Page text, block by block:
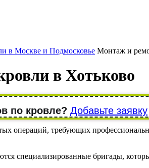
в Москве и Подмосковье Монтаж и
в Хотьково
по кровле? Добавьте заявку
операций, требующих
специализированные бригады,